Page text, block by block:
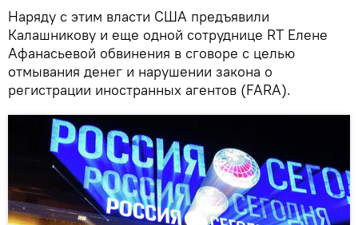
Наряду с этим власти США предъявили
Калашникову и еще одной сотруднице RT Елене
Афанасьевой обвинения в сговоре с целью
отмывания денег и нарушении закона о
регистрации иностранных агентов (FARA).